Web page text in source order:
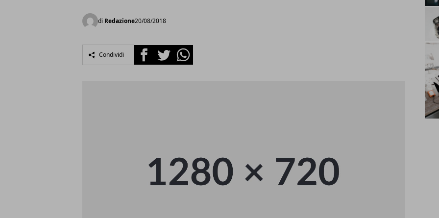
di Redazione20/08/2018
Condividi FacebookTwitterWhatsapp